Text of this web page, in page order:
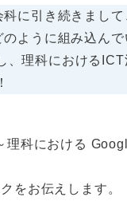
に引き続きまし
ように組み込んで
理科における
科における
をお伝えします。